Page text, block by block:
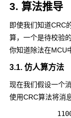
3. 算法推导
即使我们知道CRC
算，一个是待校验
你知道除法在MCU
3.1. 仿人算方法
现在我们假设一个
使用CRC算法将消